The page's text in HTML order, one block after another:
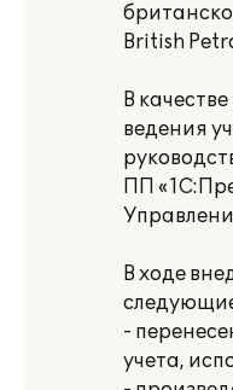
British
В
ведения
ПП
В ходе
-
учета,